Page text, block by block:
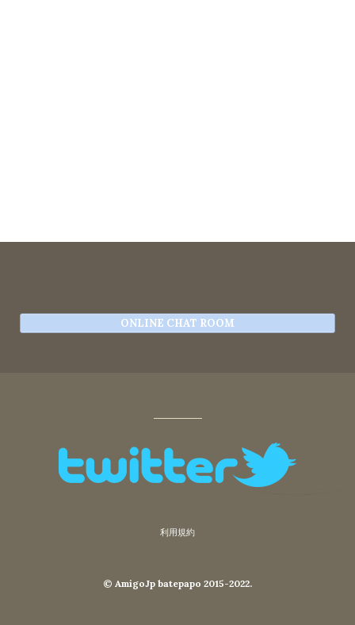
ONLINE CHAT ROOM
利用規約
© AmigoJp batepapo 2015-2022.